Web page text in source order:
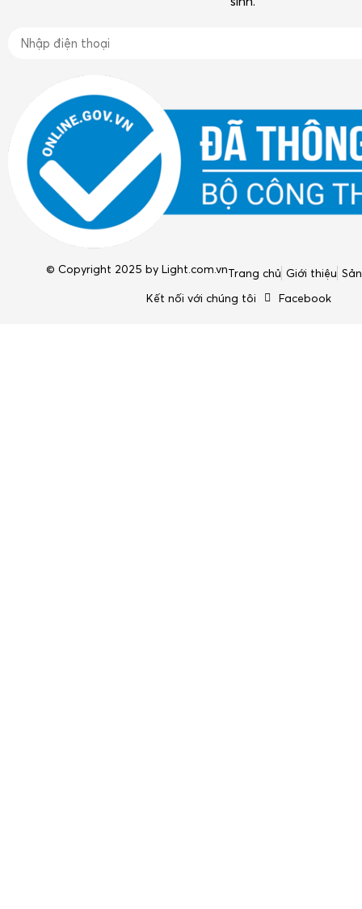
© Copyright 2025 by Light.com.vnTrang chủ Giới thiệu
Kết nối với chúng tôi
Facebook